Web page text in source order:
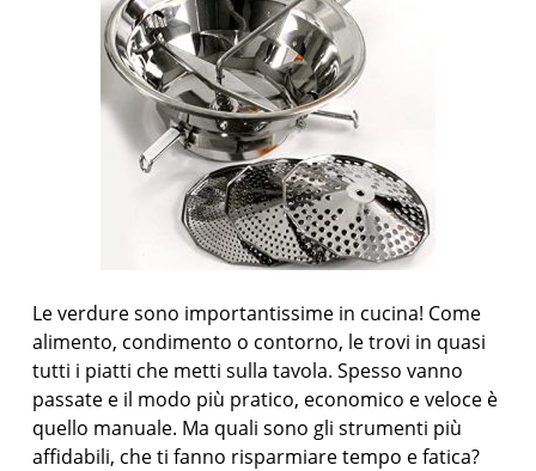
Le verdure sono importantissime in cucina! Come
alimento, condimento o contorno, le trovi in quasi
tutti i piatti che metti sulla tavola. Spesso vanno
passate e il modo più pratico, economico e veloce è
quello manuale. Ma quali sono gli strumenti più
affidabili, che ti fanno risparmiare tempo e fatica?